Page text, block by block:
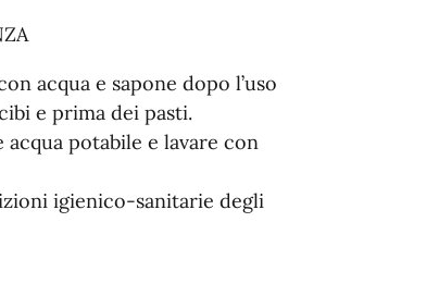
acqua e sapone dopo l’uso
e prima dei pasti.
potabile e lavare con
igienico-sanitarie degli